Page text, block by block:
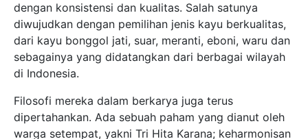
dengan konsistensi dan kualitas. Salah satunya
diwujudkan dengan pemilihan jenis kayu berkualitas,
dari kayu bonggol jati, suar, meranti, eboni, waru dan
sebagainya yang didatangkan dari berbagai wilayah
di Indonesia.
Filosofi mereka dalam berkarya juga terus
dipertahankan. Ada sebuah paham yang dianut oleh
warga setempat, yakni Tri Hita Karana; keharmonisan